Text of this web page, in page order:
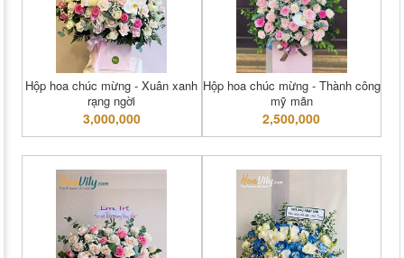
Hộp hoa chúc mừng - Xuân xanh
rạng ngời
3,000,000
Hộp hoa chúc mừng - Thành công
mỹ mãn
2,500,000